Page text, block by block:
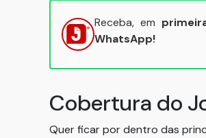
Receba, em
WhatsApp!
Cobertura do
Quer ficar por dentro das